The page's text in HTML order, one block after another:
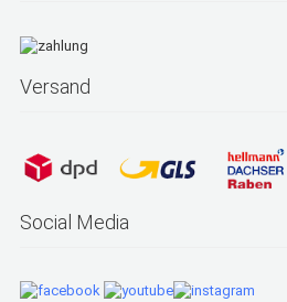
Versand
Social Media